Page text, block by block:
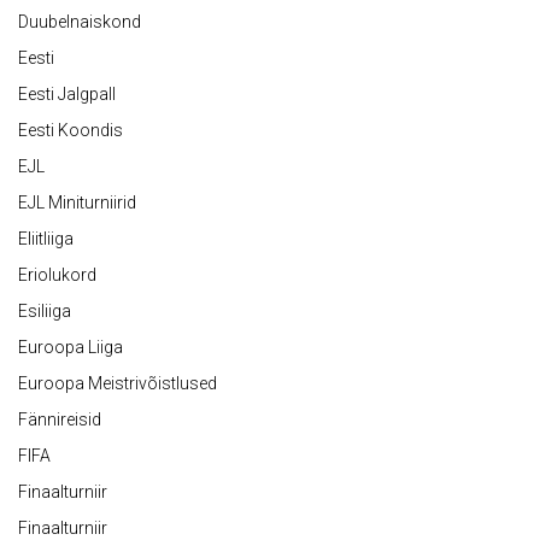
Duubelnaiskond
Eesti
Eesti Jalgpall
Eesti Koondis
EJL
EJL Miniturniirid
Eliitliiga
Eriolukord
Esiliiga
Euroopa Liiga
Euroopa Meistrivõistlused
Fännireisid
FIFA
Finaalturniir
Finaalturniir